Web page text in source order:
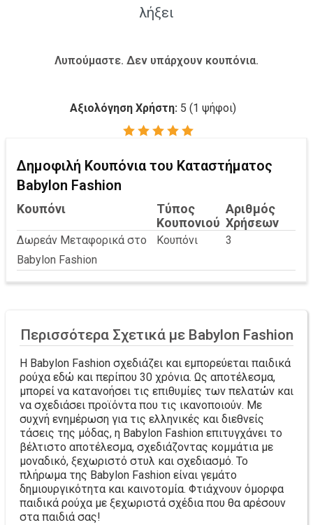
λήξει
Λυπούμαστε. Δεν υπάρχουν κουπόνια.
Αξιολόγηση Χρήστη: 5 (1 ψήφοι)
Δημοφιλή Κουπόνια του Καταστήματος
Babylon Fashion
Κουπόνι
Τύπος
Κουπονιού
Αριθμός
Χρήσεων
Δωρεάν Μεταφορικά στο
Babylon Fashion
Κουπόνι 3
Περισσότερα Σχετικά με Babylon Fashion
Η Babylon Fashion σχεδιάζει και εμπορεύεται παιδικά
ρούχα εδώ και περίπου 30 χρόνια. Ως αποτέλεσμα,
μπορεί να κατανοήσει τις επιθυμίες των πελατών και
να σχεδιάσει προϊόντα που τις ικανοποιούν. Με
συχνή ενημέρωση για τις ελληνικές και διεθνείς
τάσεις της μόδας, η Babylon Fashion επιτυγχάνει το
βέλτιστο αποτέλεσμα, σχεδιάζοντας κομμάτια με
μοναδικό, ξεχωριστό στυλ και σχεδιασμό. Το
πλήρωμα της Babylon Fashion είναι γεμάτο
δημιουργικότητα και καινοτομία. Φτιάχνουν όμορφα
παιδικά ρούχα με ξεχωριστά σχέδια που θα αρέσουν
στα παιδιά σας!